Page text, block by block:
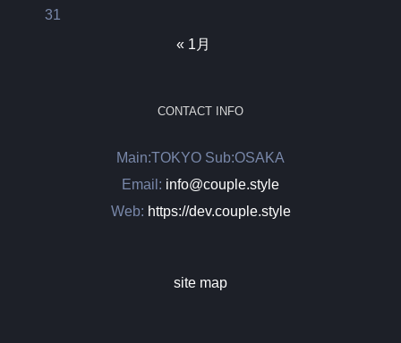
31
« 1月
CONTACT INFO
Main:TOKYO Sub:OSAKA
Email: info@couple.style
Web: https://dev.couple.style
site map